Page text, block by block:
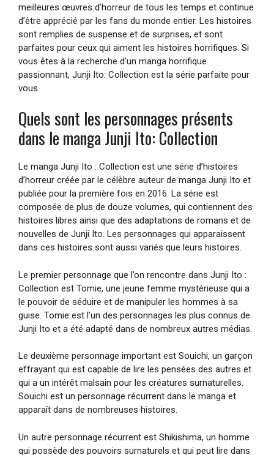
meilleures œuvres d’horreur de tous les temps et continue
d’être apprécié par les fans du monde entier. Les histoires
sont remplies de suspense et de surprises, et sont
parfaites pour ceux qui aiment les histoires horrifiques. Si
vous êtes à la recherche d’un manga horrifique
passionnant, Junji Ito: Collection est la série parfaite pour
vous.
Quels sont les personnages présents
dans le manga Junji Ito: Collection
Le manga Junji Ito : Collection est une série d’histoires
d’horreur créée par le célèbre auteur de manga Junji Ito et
publiée pour la première fois en 2016. La série est
composée de plus de douze volumes, qui contiennent des
histoires libres ainsi que des adaptations de romans et de
nouvelles de Junji Ito. Les personnages qui apparaissent
dans ces histoires sont aussi variés que leurs histoires.
Le premier personnage que l’on rencontre dans Junji Ito :
Collection est Tomie, une jeune femme mystérieuse qui a
le pouvoir de séduire et de manipuler les hommes à sa
guise. Tomie est l’un des personnages les plus connus de
Junji Ito et a été adapté dans de nombreux autres médias.
Le deuxième personnage important est Souichi, un garçon
effrayant qui est capable de lire les pensées des autres et
qui a un intérêt malsain pour les créatures surnaturelles.
Souichi est un personnage récurrent dans le manga et
apparaît dans de nombreuses histoires.
Un autre personnage récurrent est Shikishima, un homme
qui possède des pouvoirs surnaturels et qui peut lire dans